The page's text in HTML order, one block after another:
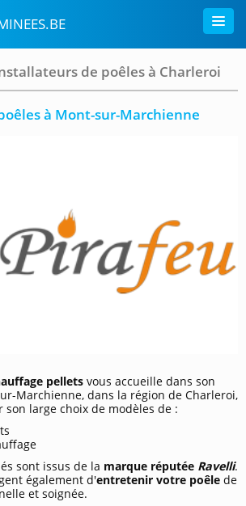
de poêles à Charleroi
poêles à Mont-sur-Marchienne
pellets vous accueille dans son
Marchienne, dans la région de Charleroi,
large choix de modèles de :
sont issus de la marque réputée Ravelli.
également d'entretenir votre poêle de
et soignée.